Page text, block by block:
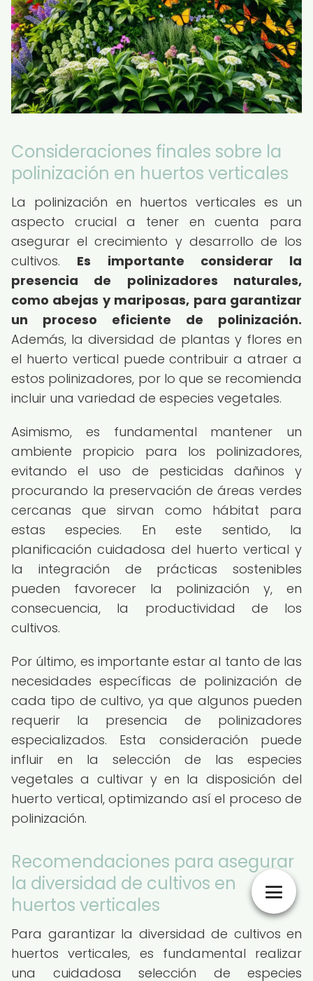
Consideraciones finales sobre la
polinización en huertos verticales
La polinización en huertos verticales es un
aspecto crucial a tener en cuenta para
asegurar el crecimiento y desarrollo de los
cultivos. Es importante considerar la
presencia de polinizadores naturales,
como abejas y mariposas, para garantizar
un proceso eficiente de polinización.
Además, la diversidad de plantas y flores en
el huerto vertical puede contribuir a atraer a
estos polinizadores, por lo que se recomienda
incluir una variedad de especies vegetales.
Asimismo, es fundamental mantener un
ambiente propicio para los polinizadores,
evitando el uso de pesticidas dañinos y
procurando la preservación de áreas verdes
cercanas que sirvan como hábitat para
estas especies. En este sentido, la
planificación cuidadosa del huerto vertical y
la integración de prácticas sostenibles
pueden favorecer la polinización y, en
consecuencia, la productividad de los
cultivos.
Por último, es importante estar al tanto de las
necesidades específicas de polinización de
cada tipo de cultivo, ya que algunos pueden
requerir la presencia de polinizadores
especializados. Esta consideración puede
influir en la selección de las especies
vegetales a cultivar y en la disposición del
huerto vertical, optimizando así el proceso de
polinización.
Recomendaciones para asegurar
la diversidad de cultivos en
huertos verticales
Para garantizar la diversidad de cultivos en
huertos verticales, es fundamental realizar
una cuidadosa selección de especies